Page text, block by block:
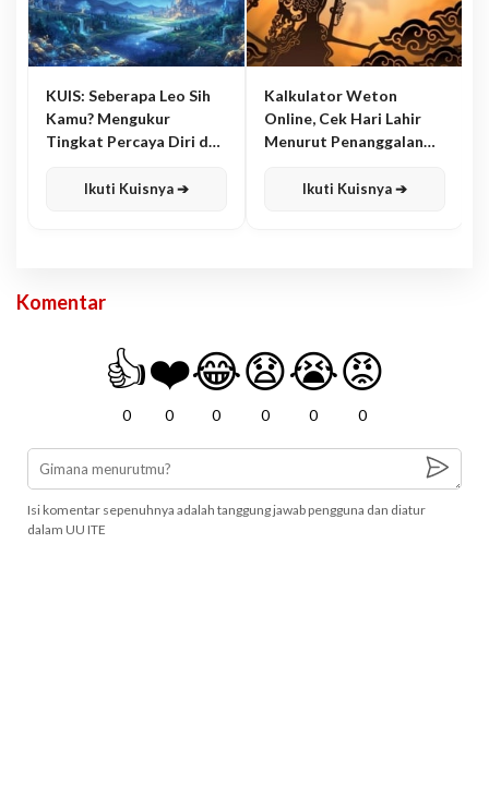
KUIS: Seberapa Leo Sih
Kamu? Mengukur
Tingkat Percaya Diri dan
Ikuti Kuisnya ➔
Kalkulator Weton
Online, Cek Hari Lahir
Menurut Penanggalan
Ikuti Kuisnya ➔
Komentar
👍
0
❤️
0
😂
0
😧
0
😭
0
😡
0
Isi komentar sepenuhnya adalah tanggung jawab pengguna dan diatur
dalam UU ITE